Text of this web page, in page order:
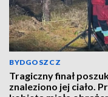
BYDGOSZCZ
Tragiczny finał
znaleziono jej ciało.